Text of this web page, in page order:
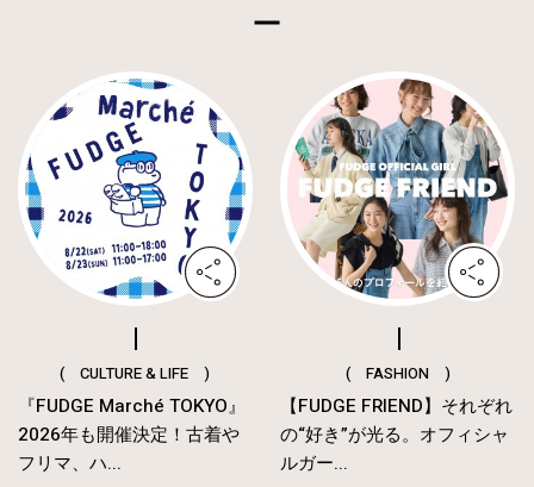
( CULTURE & LIFE )
『FUDGE Marché TOKYO』
2026年も開催決定！古着や
フリマ、ハ...
( FASHION )
【FUDGE FRIEND】それぞれ
の“好き”が光る。オフィシャ
ルガー...